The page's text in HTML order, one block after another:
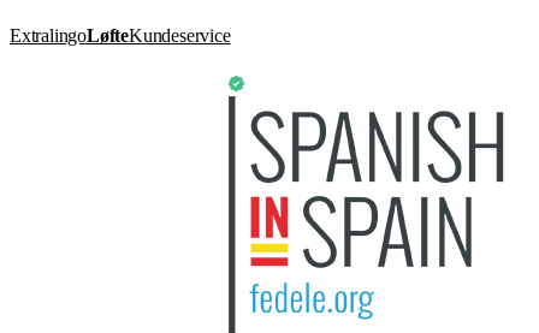
ExtralingoLøfteKundeservice